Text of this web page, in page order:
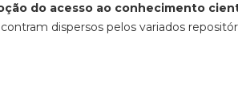
do acesso ao conhecimento
dispersos pelos variados